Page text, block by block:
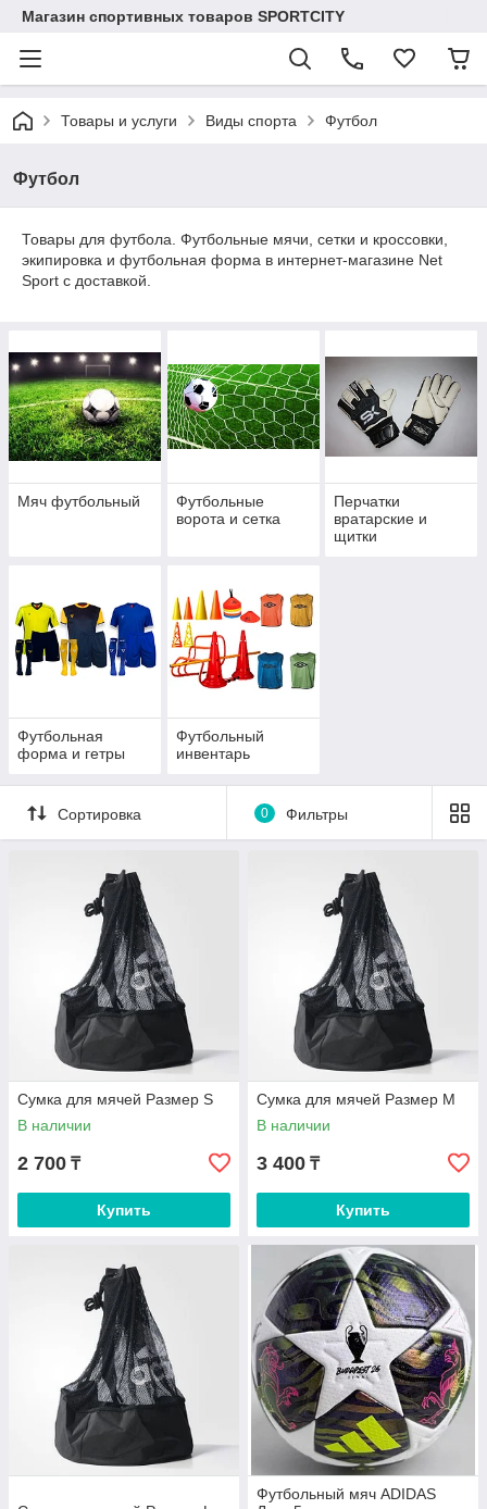
Магазин спортивных товаров SPORTCITY
Товары и услуги Виды спорта Футбол
Футбол
Товары для футбола. Футбольные мячи, сетки и кроссовки,
экипировка и футбольная форма в интернет-магазине Net
Sport с доставкой.
Мяч футбольный
Футбольные
ворота и сетка
Перчатки
вратарские и
щитки
Футбольная
форма и гетры
Футбольный
инвентарь
Сортировка 0 Фильтры
Сумка для мячей Размер S
В наличии
2 700 ₸
Купить
Сумка для мячей Размер М
В наличии
3 400 ₸
Купить
Футбольный мяч ADIDAS